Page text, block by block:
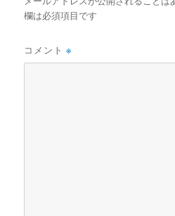
欄は必須項目です
コメント※